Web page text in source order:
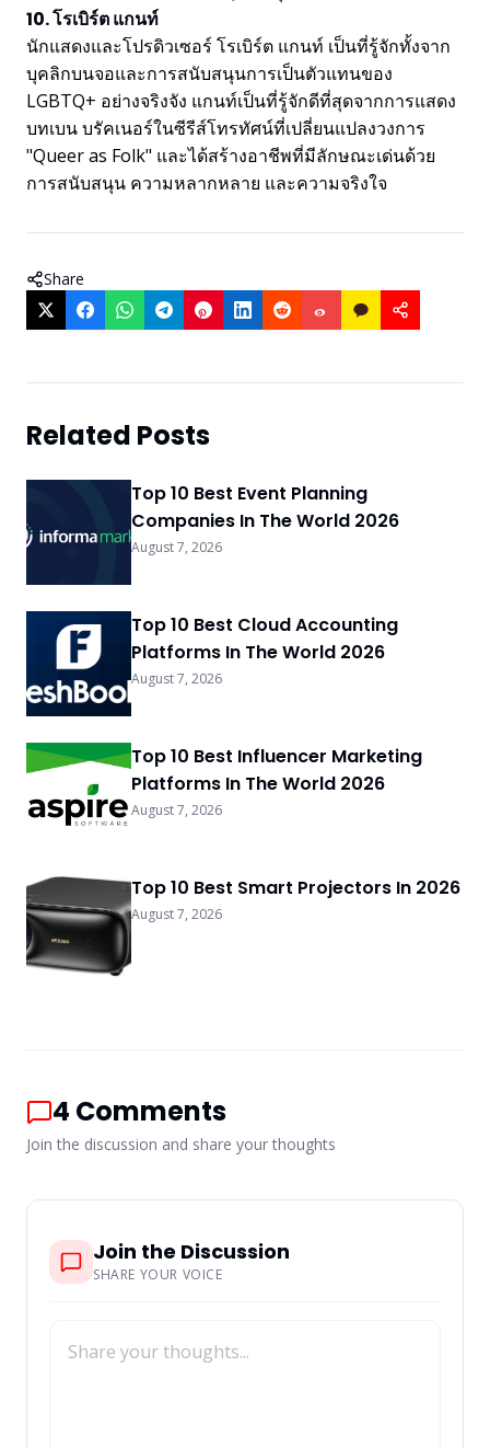
10. โรเบิร์ต แกนท์
นักแสดงและโปรดิวเซอร์ โรเบิร์ต แกนท์ เป็นที่รู้จักทั้งจาก
บุคลิกบนจอและการสนับสนุนการเป็นตัวแทนของ
LGBTQ+ อย่างจริงจัง แกนท์เป็นที่รู้จักดีที่สุดจากการแสดง
บทเบน บรัคเนอร์ในซีรีส์โทรทัศน์ที่เปลี่ยนแปลงวงการ
"Queer as Folk" และได้สร้างอาชีพที่มีลักษณะเด่นด้วย
การสนับสนุน ความหลากหลาย และความจริงใจ
Share
Related Posts
Top 10 Best Event Planning
Companies In The World 2026
August 7, 2026
Top 10 Best Cloud Accounting
Platforms In The World 2026
August 7, 2026
Top 10 Best Influencer Marketing
Platforms In The World 2026
August 7, 2026
Top 10 Best Smart Projectors In 2026
August 7, 2026
4 Comments
Join the discussion and share your thoughts
Join the Discussion
SHARE YOUR VOICE